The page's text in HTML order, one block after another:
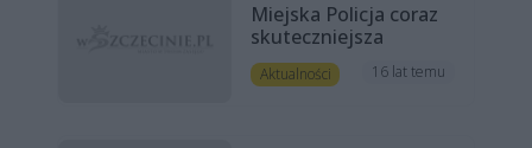
Miejska Policja coraz
skuteczniejsza
Aktualności 16 lat temu